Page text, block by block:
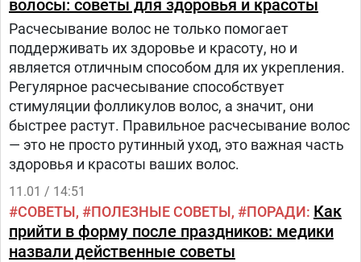
удаления лака, избегая агрессивных веществ.
волосы: советы для здоровья и красоты
Расчесывание волос не только помогает
поддерживать их здоровье и красоту, но и
является отличным способом для их укрепления.
Регулярное расчесывание способствует
стимуляции фолликулов волос, а значит, они
быстрее растут. Правильное расчесывание волос
— это не просто рутинный уход, это важная часть
здоровья и красоты ваших волос.
11.01 / 14:51
СОВЕТЫ ПОЛЕЗНЫЕ СОВЕТЫ ПОРАДИ Как
прийти в форму после праздников: медики
назвали действенные советы